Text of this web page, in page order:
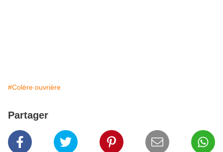
#Colère ouvrière
Partager